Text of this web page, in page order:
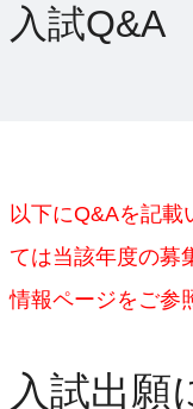
プログラム
教育課
入学者
入試Q&A
以下にQ&Aを記載
ては当該年度の募
情報ページをご参
入試出願